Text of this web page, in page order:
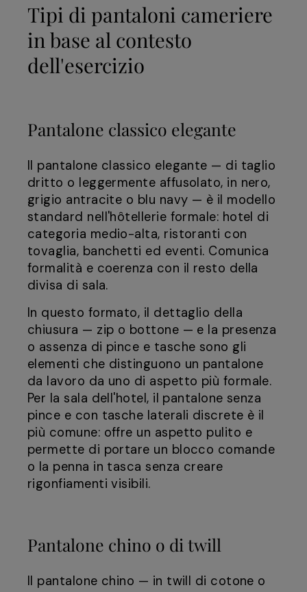
Tipi di pantaloni cameriere
in base al contesto
dell'esercizio
Pantalone classico elegante
Il pantalone classico elegante — di taglio
dritto o leggermente affusolato, in nero,
grigio antracite o blu navy — è il modello
standard nell'hôtellerie formale: hotel di
categoria medio-alta, ristoranti con
tovaglia, banchetti ed eventi. Comunica
formalità e coerenza con il resto della
divisa di sala.
In questo formato, il dettaglio della
chiusura — zip o bottone — e la presenza
o assenza di pince e tasche sono gli
elementi che distinguono un pantalone
da lavoro da uno di aspetto più formale.
Per la sala dell'hotel, il pantalone senza
pince e con tasche laterali discrete è il
più comune: offre un aspetto pulito e
permette di portare un blocco comande
o la penna in tasca senza creare
rigonfiamenti visibili.
Pantalone chino o di twill
Il pantalone chino — in twill di cotone o